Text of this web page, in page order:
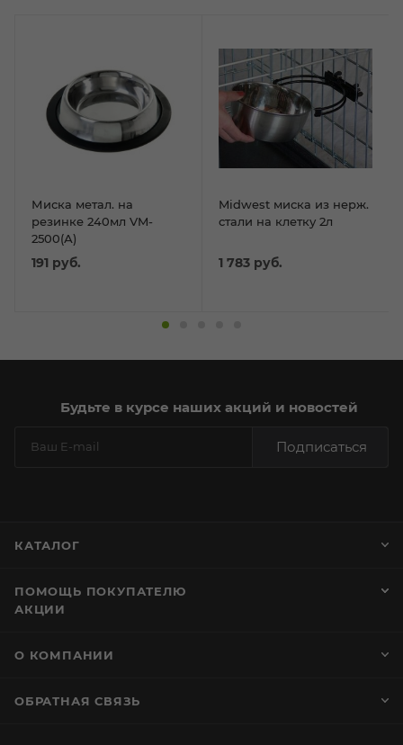
Миска метал. на
резинке 240мл VM-
2500(А)
191 руб.
Midwest миска из нерж.
стали на клетку 2л
1 783 руб.
Будьте в курсе наших акций и новостей
Подписаться
КАТАЛОГ
ПОМОЩЬ ПОКУПАТЕЛЮ
АКЦИИ
О КОМПАНИИ
ОБРАТНАЯ СВЯЗЬ